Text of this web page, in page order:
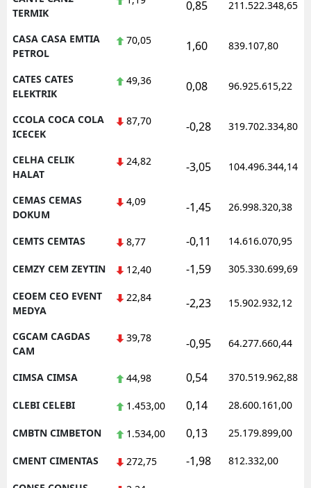
TERMIK
0,85 211.522.348,65
CASA CASA EMTIA
PETROL
70,05 1,60 839.107,80
CATES CATES
ELEKTRIK
49,36 0,08 96.925.615,22
CCOLA COCA COLA
ICECEK
87,70 -0,28 319.702.334,80
CELHA CELIK
HALAT
24,82 -3,05 104.496.344,14
CEMAS CEMAS
DOKUM
4,09 -1,45 26.998.320,38
CEMTS CEMTAS 8,77 -0,11 14.616.070,95
CEMZY CEM ZEYTIN 12,40 -1,59 305.330.699,69
CEOEM CEO EVENT
MEDYA
22,84 -2,23 15.902.932,12
CGCAM CAGDAS
CAM
39,78 -0,95 64.277.660,44
CIMSA CIMSA 44,98 0,54 370.519.962,88
CLEBI CELEBI 1.453,00 0,14 28.600.161,00
CMBTN CIMBETON 1.534,00 0,13 25.179.899,00
CMENT CIMENTAS 272,75 -1,98 812.332,00